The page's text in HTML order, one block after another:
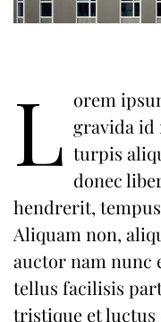
L orem
gravida id
turpis
donec
hendrerit,
Aliquam non,
auctor nam nunc
tellus facilisis
tristique et luctus